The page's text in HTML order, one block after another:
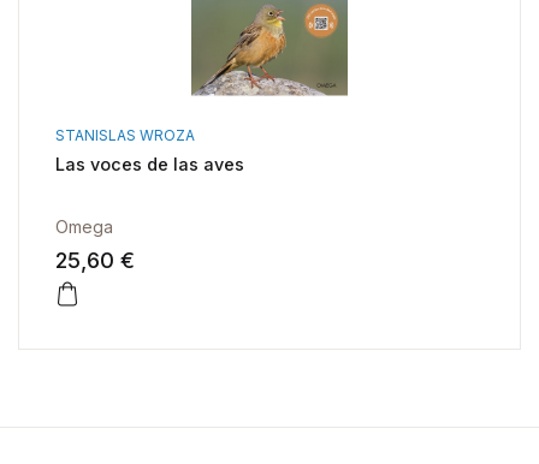
STANISLAS WROZA
Las voces de las aves
Omega
25,60 €